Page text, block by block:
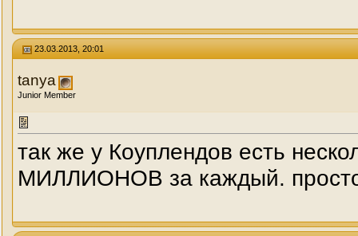
23.03.2013, 20:01
tanya
Junior Member
так же у Коуплендов есть
МИЛЛИОНОВ за каждый.